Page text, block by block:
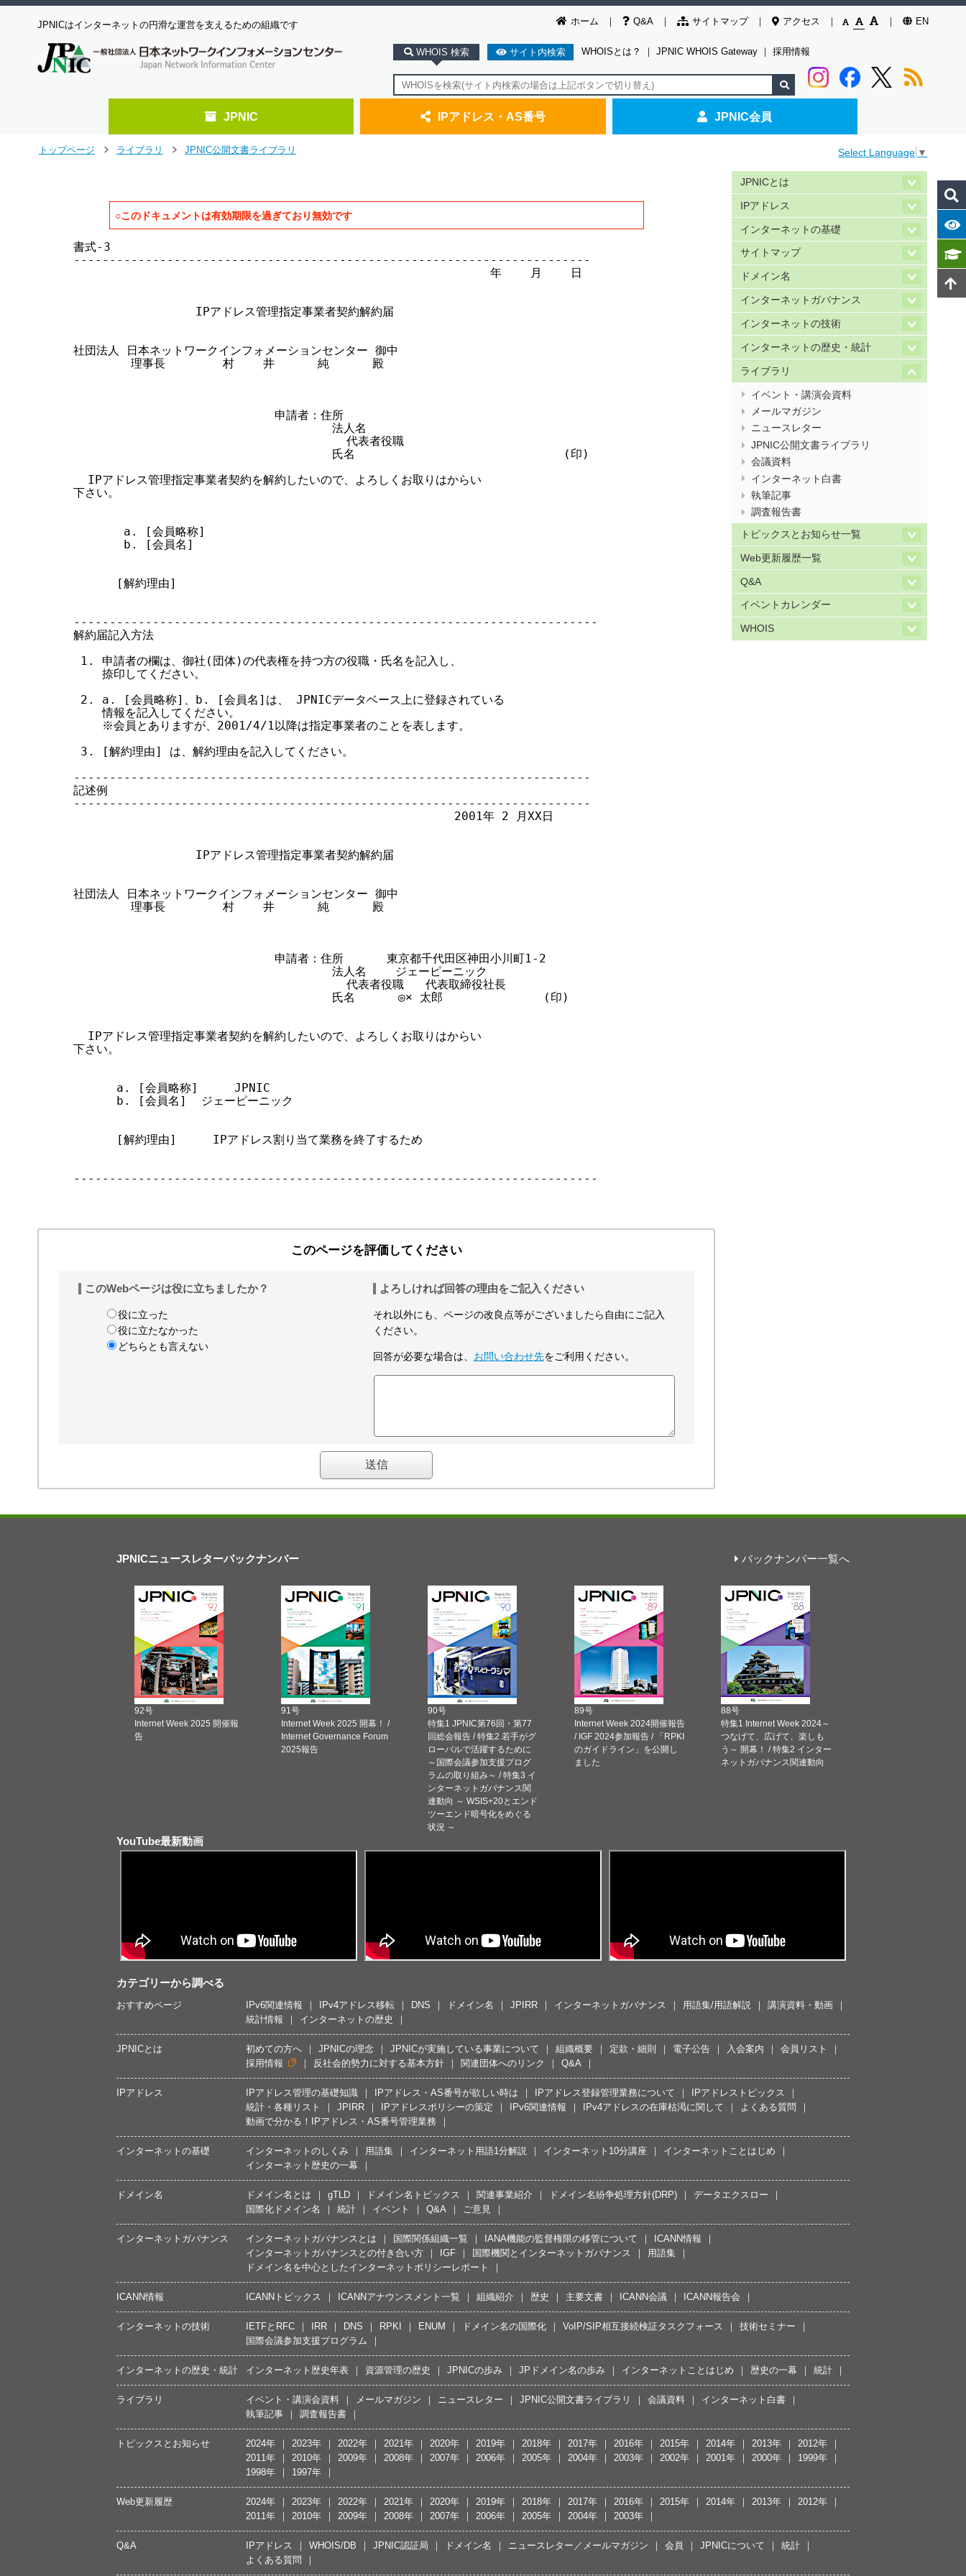
ホーム Q&A サイトマップ アクセス EN
JPNICはインターネットの円滑な運営を支えるための組織です
WHOIS 検索 サイト内検索 WHOISとは？ ｜ JPNIC WHOIS Gateway ｜ 採用情報
JPNIC IPアドレス・AS番号 JPNIC会員
トップページ
ライブラリ
JPNIC公開文書ライブラリ Select Language ▼
○このドキュメントは有効期限を過ぎており無効です
書式-3
------------------------------------------------------------------------
                                                          年    月    日
                 IPアドレス管理指定事業者契約解約届
社団法人 日本ネットワークインフォメーションセンター 御中
        理事長        村    井      純      殿
                            申請者：住所
                                    法人名
                                      代表者役職
                                    氏名                             (印)
  IPアドレス管理指定事業者契約を解約したいので、よろしくお取りはからい
下さい。
       a. [会員略称]
       b. [会員名]
      [解約理由]
-------------------------------------------------------------------------
解約届記入方法
1. 申請者の欄は、御社(団体)の代表権を持つ方の役職・氏名を記入し、
    捺印してください。
2. a. [会員略称]、b. [会員名]は、 JPNICデータベース上に登録されている
    情報を記入してください。
    ※会員とありますが、2001/4/1以降は指定事業者のことを表します。
3. [解約理由] は、解約理由を記入してください。
------------------------------------------------------------------------
記述例
------------------------------------------------------------------------
                                                     2001年 2 月XX日
                 IPアドレス管理指定事業者契約解約届
社団法人 日本ネットワークインフォメーションセンター 御中
        理事長        村    井      純      殿
                            申請者：住所      東京都千代田区神田小川町1-2
                                    法人名    ジェーピーニック
                                      代表者役職   代表取締役社長
                                    氏名      ◎× 太郎              (印)
  IPアドレス管理指定事業者契約を解約したいので、よろしくお取りはからい
下さい。
      a. [会員略称]     JPNIC
      b. [会員名]  ジェーピーニック
      [解約理由]     IPアドレス割り当て業務を終了するため
-------------------------------------------------------------------------
JPNICとは
IPアドレス
インターネットの基礎
サイトマップ
ドメイン名
インターネットガバナンス
インターネットの技術
インターネットの歴史・統計
ライブラリ
イベント・講演会資料
メールマガジン
ニュースレター
JPNIC公開文書ライブラリ
会議資料
インターネット白書
執筆記事
調査報告書
トピックスとお知らせ一覧
Web更新履歴一覧
Q&A
イベントカレンダー
WHOIS
このページを評価してください
このWebページは役に立ちましたか？
役に立った
役に立たなかった
どちらとも言えない
よろしければ回答の理由をご記入ください
それ以外にも、ページの改良点等がございましたら自由にご記入
ください。
回答が必要な場合は、 お問い合わせ先をご利用ください。
JPNICニュースレターバックナンバー バックナンバー一覧へ
92号
Internet Week 2025 開催報
告
91号
Internet Week 2025 開幕！ /
Internet Governance Forum
2025報告
90号
特集1 JPNIC第76回・第77
回総会報告 / 特集2 若手がグ
ローバルで活躍するために
～国際会議参加支援プログ
ラムの取り組み～ / 特集3 イ
ンターネットガバナンス関
連動向 ～ WSIS+20とエンド
ツーエンド暗号化をめぐる
状況 ～
89号
Internet Week 2024開催報告
/ IGF 2024参加報告 / 「RPKI
のガイドライン」を公開し
ました
88号
特集1 Internet Week 2024～
つなげて、広げて、楽しも
う～ 開幕！ / 特集2 インター
ネットガバナンス関連動向
YouTube最新動画
カテゴリーから調べる
おすすめページ IPv6関連情報 IPv4アドレス移転 DNS ドメイン名 JPIRR インターネットガバナンス 用語集/用語解説
講演資料・動画
統計情報
インターネットの歴史
JPNICとは 初めての方へ JPNICの理念 JPNICが実施している事業について 組織概要 定款・細則 電子公告 入会案内
会員リスト
採用情報
反社会的勢力に対する基本方針 関連団体へのリンク Q&A
IPアドレス IPアドレス管理の基礎知識 IPアドレス・AS番号が欲しい時は IPアドレス登録管理業務について
IPアドレストピックス
統計・各種リスト
JPIRR IPアドレスポリシーの策定 IPv6関連情報 IPv4アドレスの在庫枯渇に関して
よくある質問
動画で分かる！IPアドレス・AS番号管理業務
インターネットの基礎 インターネットのしくみ 用語集 インターネット用語1分解説 インターネット10分講座
インターネットことはじめ
インターネット歴史の一幕
ドメイン名 ドメイン名とは gTLD ドメイン名トピックス 関連事業紹介 ドメイン名紛争処理方針(DRP)
データエクスロー
国際化ドメイン名
統計 イベント Q&A ご意見
インターネットガバナンス インターネットガバナンスとは 国際関係組織一覧 IANA機能の監督権限の移管について
ICANN情報
インターネットガバナンスとの付き合い方
IGF 国際機関とインターネットガバナンス
用語集
ドメイン名を中心としたインターネットポリシーレポート
ICANN情報 ICANNトピックス ICANNアナウンスメント一覧 組織紹介 歴史 主要文書 ICANN会議 ICANN報告会
インターネットの技術 IETFとRFC IRR DNS RPKI ENUM ドメイン名の国際化 VoIP/SIP相互接続検証タスクフォース
技術セミナー
国際会議参加支援プログラム
インターネットの歴史・統計 インターネット歴史年表 資源管理の歴史 JPNICの歩み JPドメイン名の歩み インターネットことはじめ 歴史の一幕 統計
ライブラリ イベント・講演会資料 メールマガジン ニュースレター JPNIC公開文書ライブラリ 会議資料
インターネット白書
執筆記事
調査報告書
トピックスとお知らせ 2024年 2023年 2022年 2021年 2020年 2019年 2018年 2017年 2016年 2015年 2014年 2013年
2012年
2011年
2010年 2009年 2008年 2007年 2006年 2005年 2004年 2003年 2002年 2001年 2000年
1999年
1998年
1997年
Web更新履歴 2024年 2023年 2022年 2021年 2020年 2019年 2018年 2017年 2016年 2015年 2014年 2013年
2012年
2011年
2010年 2009年 2008年 2007年 2006年 2005年 2004年 2003年
Q&A IPアドレス WHOIS/DB JPNIC認証局 ドメイン名 ニュースレター／メールマガジン 会員 JPNICについて
統計
よくある質問